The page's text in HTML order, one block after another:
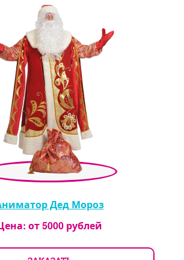
Дед Мороз
от5000рублей